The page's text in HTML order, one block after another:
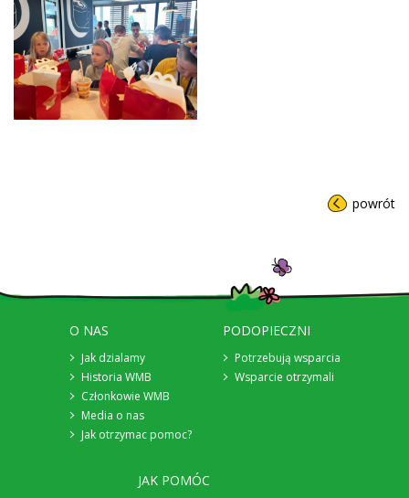
powrót
O NAS
Jak dzialamy
Historia WMB
Członkowie WMB
Media o nas
Jak otrzymac pomoc?
PODOPIECZNI
Potrzebują wsparcia
Wsparcie otrzymali
JAK POMÓC